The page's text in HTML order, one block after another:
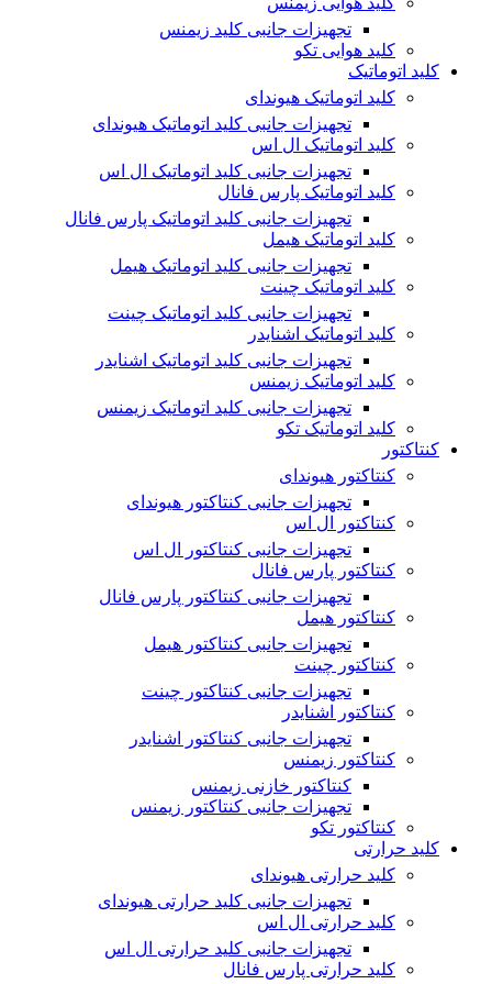
تجهیزات جانبی کلید زیمنس
کلید هوایی تکو
کلید اتوماتیک
کلید اتوماتیک هیوندای
تجهیزات جانبی کلید اتوماتیک هیوندای
کلید اتوماتیک ال اس
تجهیزات جانبی کلید اتوماتیک ال اس
کلید اتوماتیک پارس فانال
تجهیزات جانبی کلید اتوماتیک پارس فانال
کلید اتوماتیک هیمل
تجهیزات جانبی کلید اتوماتیک هیمل
کلید اتوماتیک چینت
تجهیزات جانبی کلید اتوماتیک چینت
کلید اتوماتیک اشنایدر
تجهیزات جانبی کلید اتوماتیک اشنایدر
کلید اتوماتیک زیمنس
تجهیزات جانبی کلید اتوماتیک زیمنس
کلید اتوماتیک تکو
کنتاکتور
کنتاکتور هیوندای
تجهیزات جانبی کنتاکتور هیوندای
کنتاکتور ال اس
تجهیزات جانبی کنتاکتور ال اس
کنتاکتور پارس فانال
تجهیزات جانبی کنتاکتور پارس فانال
کنتاکتور هیمل
تجهیزات جانبی کنتاکتور هیمل
کنتاکتور چینت
تجهیزات جانبی کنتاکتور چینت
کنتاکتور اشنایدر
تجهیزات جانبی کنتاکتور اشنایدر
کنتاکتور زیمنس
کنتاکتور خازنی زیمنس
تجهیزات جانبی کنتاکتور زیمنس
کنتاکتور تکو
کلید حرارتی
کلید حرارتی هیوندای
تجهیزات جانبی کلید حرارتی هیوندای
کلید حرارتی ال اس
تجهیزات جانبی کلید حرارتی ال اس
کلید حرارتی پارس فانال